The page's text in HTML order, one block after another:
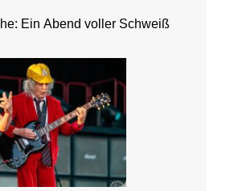
Ein Abend voller Schweiß